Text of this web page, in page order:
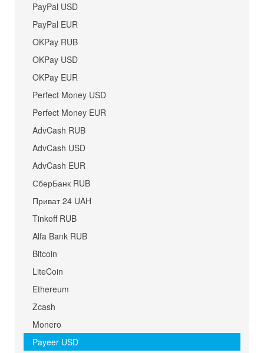
PayPal USD
PayPal EUR
OKPay RUB
OKPay USD
OKPay EUR
Perfect Money USD
Perfect Money EUR
AdvCash RUB
AdvCash USD
AdvCash EUR
СберБанк RUB
Приват 24 UAH
Tinkoff RUB
Alfa Bank RUB
Bitcoin
LiteCoin
Ethereum
Zcash
Monero
Payeer USD